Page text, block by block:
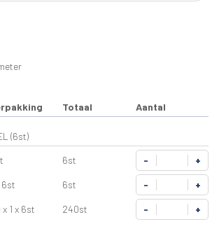
Totaal Aantal
(6st)
6st - +
6st 6st - +
1 x 6st 240st - +